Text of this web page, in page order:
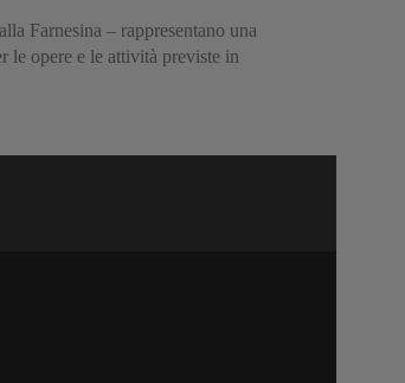
Farnesina – rappresentano una
le opere e le attività previste in